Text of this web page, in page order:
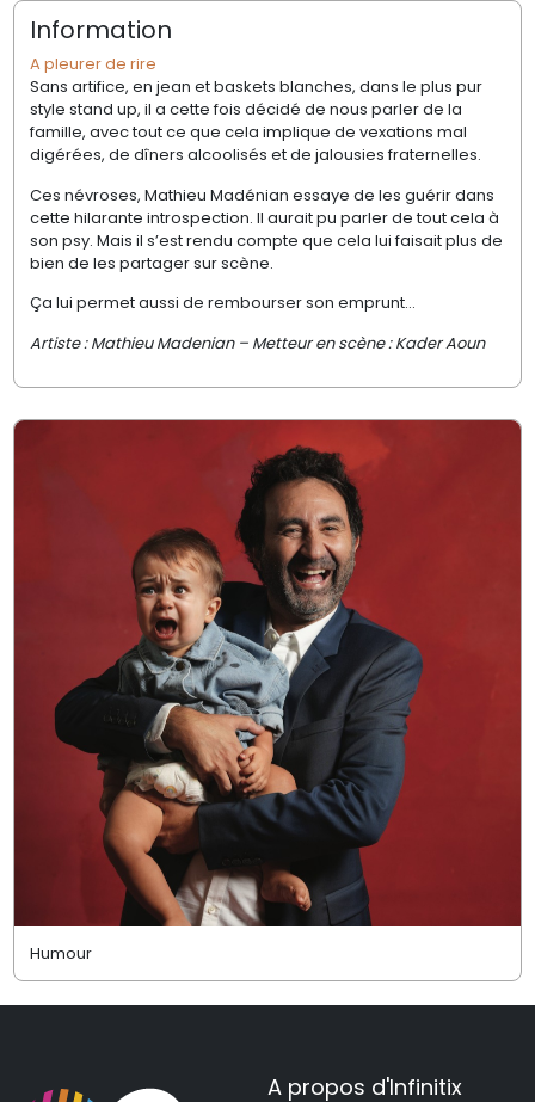
Information
A pleurer de rire
Sans artifice, en jean et baskets blanches, dans le plus pur
style stand up, il a cette fois décidé de nous parler de la
famille, avec tout ce que cela implique de vexations mal
digérées, de dîners alcoolisés et de jalousies fraternelles.
Ces névroses, Mathieu Madénian essaye de les guérir dans
cette hilarante introspection. Il aurait pu parler de tout cela à
son psy. Mais il s’est rendu compte que cela lui faisait plus de
bien de les partager sur scène.
Ça lui permet aussi de rembourser son emprunt…
Artiste : Mathieu Madenian – Metteur en scène : Kader Aoun
Humour
A propos d'Infinitix